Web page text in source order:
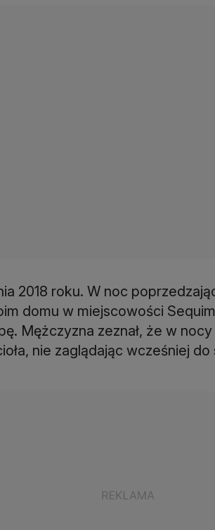
2018 roku. W noc
domu w miejscowości
Mężczyzna zeznał, że w nocy
nie zaglądając wcześniej